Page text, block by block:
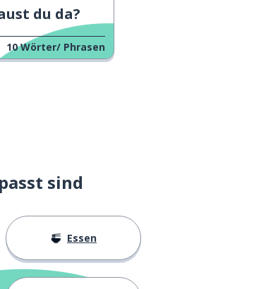
du da?
10 Wörter/ Phrasen
sind
Essen